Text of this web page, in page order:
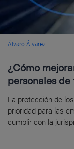
Álvaro Álvarez
¿Cómo
personales
La protección de
prioridad para las
cumplir con la